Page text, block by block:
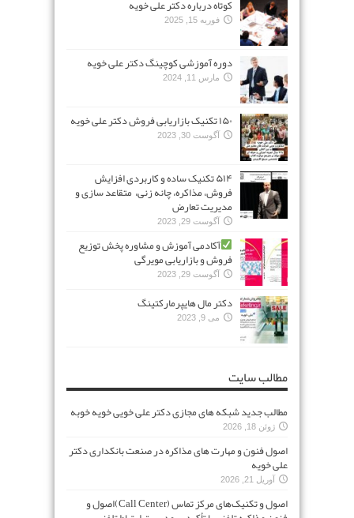
کوتاه درباره دکتر علی خویه
فوریه 15, 2025
دوره آموزشی کوچینگ دکتر علی خویه
مارس 11, 2024
۱۵۰ تکنیک بازاریابی فروش دکتر علی خویه
آگوست 30, 2023
۵۱۴ تکنیک ساده و کاربردی افزایش
فروش، مذاکره، چانه زنی، متقاعد سازی و
مدیریت تعارض
آگوست 29, 2023
آکادمی آموزش و مشاوره پخش توزیع
فروش و بازاریابی مویرگی
آگوست 29, 2023
دکتر مال هایپرمارکتینگ
می 9, 2023
مطالب سایت
مطالب جدید شبکه های مجازی دکتر علی خویی خویه خوبه
ژوئن 18, 2026
اصول فنون و مهارت های مذاکره در صنعت بانکداری دکتر
علی خویه
آوریل 21, 2026
اصول و تکنیک‌های مرکز تماس (Call Center)اصول و